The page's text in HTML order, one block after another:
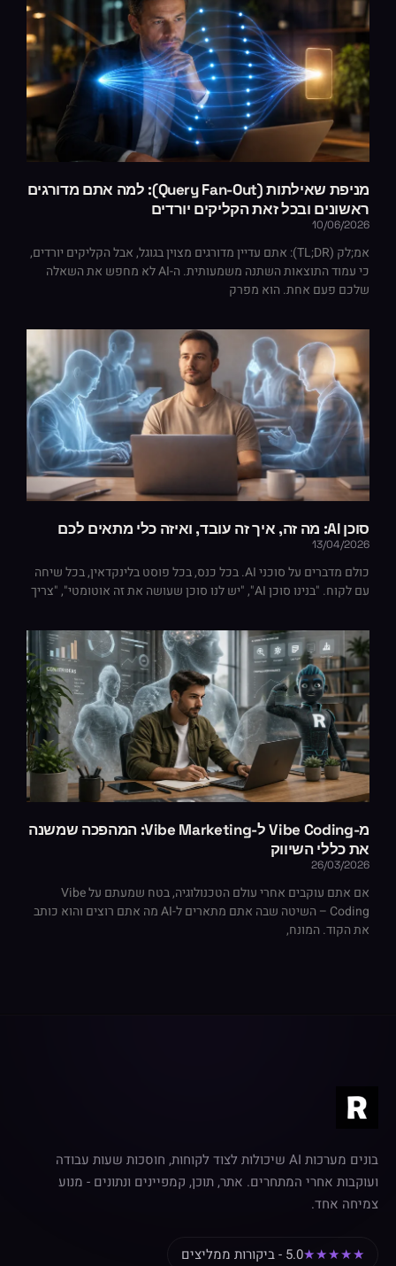
מניפת שאילתות (Query Fan-Out): למה אתם מדורגים
ראשונים ובכל זאת הקליקים יורדים
10/06/2026
אמ;לק (TL;DR): אתם עדיין מדורגים מצוין בגוגל, אבל הקליקים יורדים,
כי עמוד התוצאות השתנה משמעותית. ה-AI לא מחפש את השאלה
שלכם פעם אחת. הוא מפרק
סוכן AI: מה זה, איך זה עובד, ואיזה כלי מתאים לכם
13/04/2026
כולם מדברים על סוכני AI. בכל כנס, בכל פוסט בלינקדאין, בכל שיחה
עם לקוח. "בנינו סוכן AI", "יש לנו סוכן שעושה את זה אוטומטי", "צריך
מ-Vibe Coding ל-Vibe Marketing: המהפכה שמשנה
את כללי השיווק
26/03/2026
אם אתם עוקבים אחרי עולם הטכנולוגיה, בטח שמעתם על Vibe
Coding – השיטה שבה אתם מתארים ל-AI מה אתם רוצים והוא כותב
את הקוד. המונח,
בונים מערכות AI שיכולות לצוד לקוחות, חוסכות שעות עבודה
ועוקבות אחרי המתחרים. אתר, תוכן, קמפיינים ונתונים - מנוע
צמיחה אחד.
★★★★★5.0 - ביקורות ממליצים